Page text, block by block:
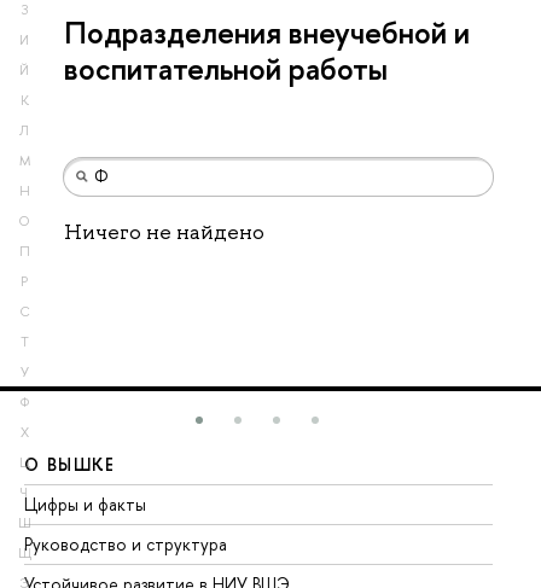
З
И
Й
К
Л
М
Н
О
П
Р
С
Т
У
Ф
Х
Ц
Ч
Ш
Щ
Э
Подразделения внеучебной и
воспитательной работы
Ничего не найдено
О ВЫШКЕ
Цифры и факты
Руководство и структура